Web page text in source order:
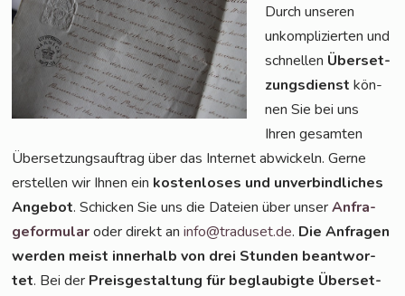
Durch unse­ren
unkom­pli­zier­ten und
schnel­len Über­set­
zungs­dienst kön­
nen Sie bei uns
Ihren gesam­ten
Über­set­zungs­auf­trag über das Inter­net abwi­ckeln. Ger­ne
erstel­len wir Ihnen ein kos­ten­lo­ses und unver­bind­li­ches
Ange­bot. Schi­cken Sie uns die Datei­en über unserAnfra­
ge­for­mu­laroder direkt aninfo@traduset.de. Die Anfra­gen
wer­den meist inner­halb von drei Stun­den beant­wor­
tet. Bei der Preis­ge­stal­tung für beglau­big­te Über­set­